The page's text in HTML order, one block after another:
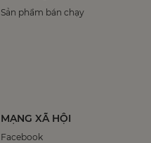
Sản phẩm bán chạy
MẠNG XÃ HỘI
Facebook